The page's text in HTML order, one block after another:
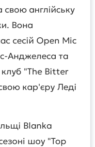
англійську
Вона
сесій Open Mic
Анджелеса та
"The Bitter
кар'єру Леді
Blanka
шоу "Top